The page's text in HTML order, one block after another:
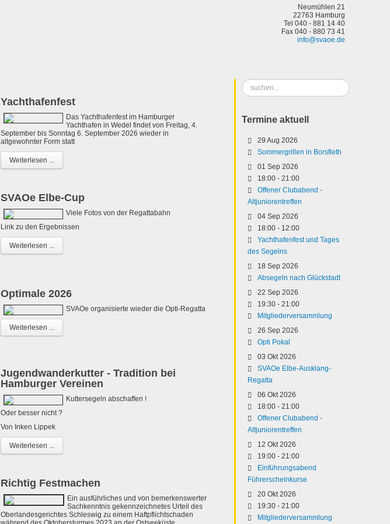
Neumühlen 21
22763 Hamburg
Tel 040 - 881 14 40
Fax 040 - 880 73 41
info@svaoe.de
Yachthafenfest
Das Yachthafenfest im Hamburger
Yachthafen in Wedel findet von Freitag, 4.
September bis Sonntag 6. September 2026 wieder in
altgewohnter Form statt
Weiterlesen ...
SVAOe Elbe-Cup
Viele Fotos von der Regattabahn
Link zu den Ergebnissen
Weiterlesen ...
Optimale 2026
SVAOe organisierte wieder die Opti-Regatta
Weiterlesen ...
Jugendwanderkutter - Tradition bei
Hamburger Vereinen
Kuttersegeln abschaffen !
Oder besser nicht ?
Von Inken Lippek
Weiterlesen ...
Richtig Festmachen
Ein ausführliches und von bemerkenswerter
Sachkenntnis gekennzeichnetes Urteil des
Oberlandesgerichtes Schleswig zu einem Haftpflichtschaden
Suchen
...
Termine aktuell
29 Aug 2026
Sommergrillen in Borsfleth
01 Sep 2026
18:00 - 21:00
Offener Clubabend -
Altjuniorentreffen
04 Sep 2026
18:00 - 12:00
Yachthafenfest und Tages
des Segelns
18 Sep 2026
Absegeln nach Glückstadt
22 Sep 2026
19:30 - 21:00
Mitgliederversammlung
26 Sep 2026
Opti Pokal
03 Okt 2026
SVAOe Elbe-Ausklang-
Regatta
06 Okt 2026
18:00 - 21:00
Offener Clubabend -
Altjuniorentreffen
12 Okt 2026
19:00 - 21:00
Einführungsabend
Führerscheinkurse
20 Okt 2026
19:30 - 21:00
Mitgliederversammlung